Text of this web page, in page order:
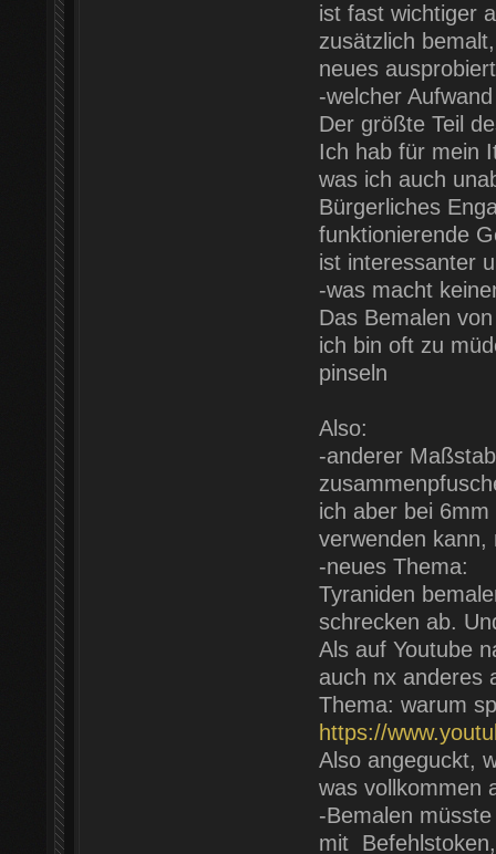
ist fast wichtiger
zusätzlich
neues
-welcher
Der größte Teil
Ich hab für mein
was ich auch
Bürgerliches
funktionierende
ist interessanter
-was macht
Das Bemalen
ich bin oft zu
pinseln
Also:
-anderer
ich aber bei
verwenden kann,
-neues Thema:
Tyraniden
schrecken ab.
Als auf Youtube
auch nx anderes
Thema: warum
https://
Also angeguckt,
was vollkommen
-Bemalen
mit